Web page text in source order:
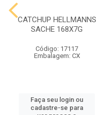
CATCHUP HELLMANNS
SACHE 168X7G
Código: 17117
Embalagem: CX
Faça seu login ou
cadastre-se para